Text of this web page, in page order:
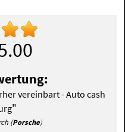
vereinbart - Auto cash
"
(Porsche)